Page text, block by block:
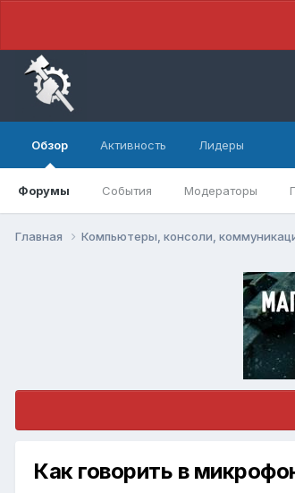
Обзор
Форумы События Модераторы
Активность Лидеры
Главная Компьютеры, консоли,
Как говорить в